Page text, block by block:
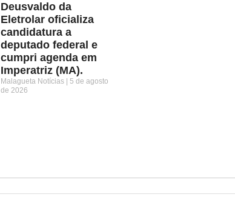
Deusvaldo da
Eletrolar oficializa
candidatura a
deputado federal e
cumpri agenda em
Imperatriz (MA).
Malagueta Notícias
5 de agosto
de 2026